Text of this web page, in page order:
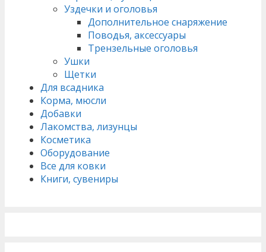
Уздечки и оголовья
Дополнительное снаряжение
Поводья, аксессуары
Трензельные оголовья
Ушки
Щетки
Для всадника
Корма, мюсли
Добавки
Лакомства, лизунцы
Косметика
Оборудование
Все для ковки
Книги, сувениры